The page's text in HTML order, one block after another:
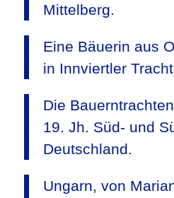
Mittelberg.
Eine Bäuerin aus
in Innviertler
Die
19. Jh. Süd- und
Deutschland.
Ungarn, von